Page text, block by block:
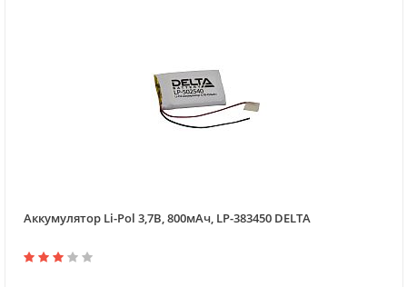
Аккумулятор Li-Pol 3,7В, 800мАч, LP-383450 DELTA